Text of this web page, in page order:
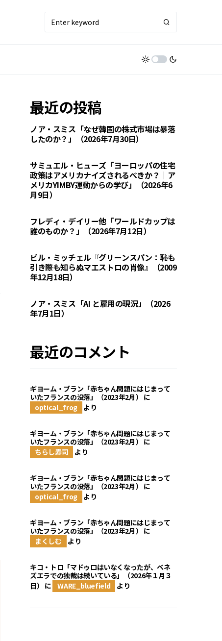
最近の投稿
ノア・スミス「なぜ韓国の株式市場は暴落
したのか？」（2026年7月30日）
サミュエル・ヒューズ「ヨーロッパの住宅
政策はアメリカナイズされるべきか？｜ア
メリカYIMBY運動からの学び」（2026年6
月9日）
フレディ・デイリー他「ワールドカップは
誰のものか？」（2026年7月12日）
ビル・ミッチェル『グリーンスパン：恥も
引き際も知らぬマエストロの肖像』（2009
年12月18日）
ノア・スミス「AI と雇用の現況」（2026
年7月1日）
最近のコメント
ギヨーム・ブラン「赤ちゃん問題にはじまって
いたフランスの没落」（2023年2月） に
optical_frog
より
ギヨーム・ブラン「赤ちゃん問題にはじまって
いたフランスの没落」（2023年2月） に
ちらし寿司
より
ギヨーム・ブラン「赤ちゃん問題にはじまって
いたフランスの没落」（2023年2月） に
optical_frog
より
ギヨーム・ブラン「赤ちゃん問題にはじまって
いたフランスの没落」（2023年2月） に
まくしむ
より
キコ・トロ「マドゥロはいなくなったが、ベネ
ズエラでの独裁は続いている」（2026年１月３
日） に WARE_bluefield より